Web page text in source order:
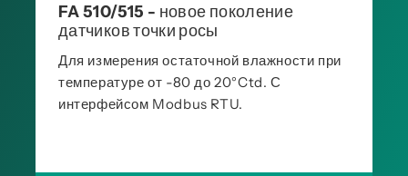
FA 510/515 - новое поколение
датчиков точки росы
Для измерения остаточной влажности при
температуре от -80 до 20°Ctd. С
интерфейсом Modbus RTU.